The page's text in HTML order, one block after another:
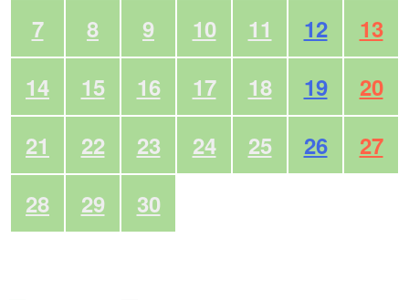
7 8 9 10 11 12
13
14
15 16 17 18 19
20
21
22 23 24 25 26
27
28
29 30